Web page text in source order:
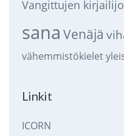
Vangittujen
sana Venäjä
vähemmistökielet
Linkit
ICORN